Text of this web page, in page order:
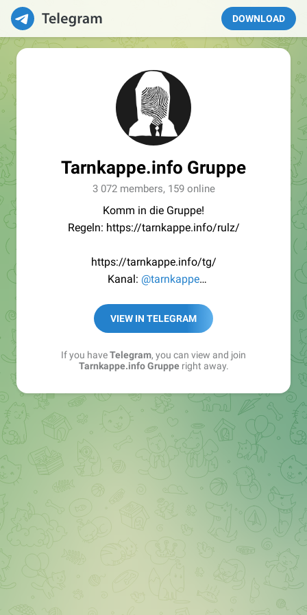
DOWNLOAD
Tarnkappe.info Gruppe
3 072 members, 159 online
Komm in die Gruppe!
Regeln: https://tarnkappe.info/rulz/
https://tarnkappe.info/tg/
Kanal: @tarnkappe
Best of:@bestoftarnkappe
Kochen: https://t.me/+WSW5F1VcmhliMjk6
VIEW IN TELEGRAM
If you haveTelegram, you can view and join
Tarnkappe.info Grupperight away.